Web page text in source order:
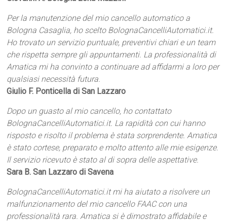
Per la manutenzione del mio cancello automatico a
Bologna Casaglia, ho scelto BolognaCancelliAutomatici.it.
Ho trovato un servizio puntuale, preventivi chiari e un team
che rispetta sempre gli appuntamenti. La professionalità di
Amatica mi ha convinto a continuare ad affidarmi a loro per
qualsiasi necessità futura.
Giulio F. Ponticella di San Lazzaro
Dopo un guasto al mio cancello, ho contattato
BolognaCancelliAutomatici.it. La rapidità con cui hanno
risposto e risolto il problema è stata sorprendente. Amatica
è stato cortese, preparato e molto attento alle mie esigenze.
Il servizio ricevuto è stato al di sopra delle aspettative.
Sara B. San Lazzaro di Savena
BolognaCancelliAutomatici.it mi ha aiutato a risolvere un
malfunzionamento del mio cancello FAAC con una
professionalità rara. Amatica si è dimostrato affidabile e